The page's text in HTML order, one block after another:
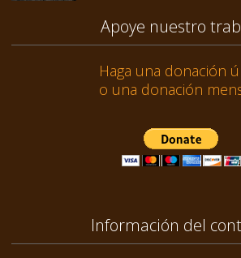
Apoye nuestro
Haga una donación
o una donación
Información del